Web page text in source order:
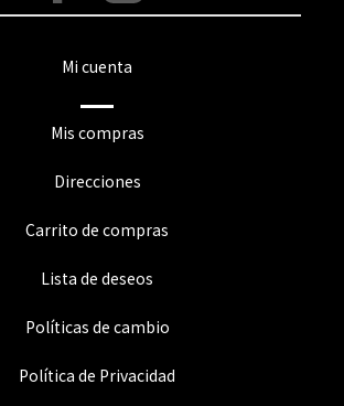
Mi cuenta
Mis compras
Direcciones
Carrito de compras
Lista de deseos
Políticas de cambio
Política de Privacidad